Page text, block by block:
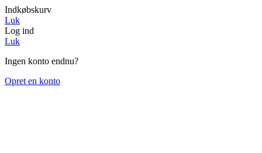
Indkøbskurv
Luk
Log ind
Luk
Ingen konto endnu?
Opret en konto